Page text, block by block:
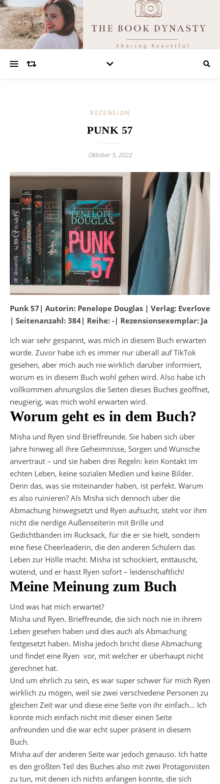
REZENSION
PUNK 57
Oktober 5, 2022
Punk 57| Autorin: Penelope Douglas | Verlag: Everlove
| Seitenanzahl: 384| Reihe: -| Rezensionsexemplar: Ja
Ich war sehr gespannt, was mich in diesem Buch erwarten
würde. Zuvor habe ich es immer nur überall auf TikTok
gesehen, aber mich auch nie wirklich darüber informiert,
worum es in diesem Buch wohl gehen wird. Also habe ich
vollkommen ahnungslos die Seiten dieses Buches geöffnet,
neugierig, was mich wohl erwarten wird.
Worum geht es in dem Buch?
Misha und Ryen sind Brieffreunde. Sie haben sich über
Jahre hinweg all ihre Geheimnisse, Sorgen und Wünsche
anvertraut – und sie haben drei Regeln: kein Kontakt im
echten Leben, keine sozialen Medien und keine Bilder.
Denn das, was sie miteinander haben, ist perfekt. Warum
es also ruinieren? Als Misha sich dennoch über die
Abmachung hinwegsetzt und Ryen aufsucht, steht vor ihm
nicht die nerdige Außenseiterin mit Brille und
Gedichtbänden im Rucksack, für die er sie hielt, sondern
eine fiese Cheerleaderin, die den anderen Schülern das
Leben zur Hölle macht. Misha ist schockiert, enttäuscht,
wütend, und er hasst Ryen sofort – leidenschaftlich!
Meine Meinung zum Buch
Und was hat mich erwartet?
Misha und Ryen. Brieffreunde, die sich noch nie in ihrem
Leben gesehen haben und dies auch als Abmachung
festgesetzt haben. Misha jedoch bricht diese Abmachung
und findet eine Ryen vor, mit welcher er überhaupt nicht
gerechnet hat.
Und um ehrlich zu sein, es war super schwer für mich Ryen
wirklich zu mögen, weil sie zwei verschiedene Personen zu
gleichen Zeit war und diese eine Seite von ihr einfach… Ich
konnte mich einfach nicht mit dieser einen Seite
anfreunden und die war echt super präsent in diesem
Buch.
Misha auf der anderen Seite war jedoch genauso. Ich hatte
es den größten Teil des Buches also mit zwei Protagonisten
zu tun, mit denen ich nichts anfangen konnte, die sich